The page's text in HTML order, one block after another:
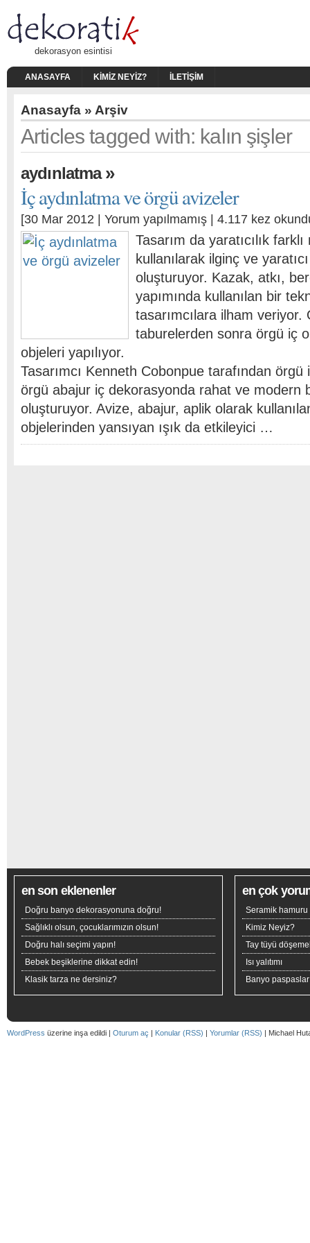
dekorasyon esintisi
ANASAYFA KIMIZ NEYIZ? İLETIŞIM
Anasayfa » Arşiv
Articles tagged with: kalın şişler
aydınlatma»
İç aydınlatma ve örgü avizeler
[30 Mar 2012 | Yorum yapılmamış | 4.117 kez
Tasarım da yaratıcılık
kullanılarak ilginç ve
oluşturuyor. Kazak, atkı,
yapımında kullanılan bir
tasarımcılara ilham veriyor.
taburelerden sonra örgü iç
objeleri yapılıyor.
Tasarımcı Kenneth Cobonpue tarafından
örgü abajur iç dekorasyonda rahat ve modern
oluşturuyor. Avize, abajur, aplik olarak
objelerinden yansıyan ışık da etkileyici …
en son eklenenler
Doğru banyo dekorasyonuna doğru!
Sağlıklı olsun, çocuklarımızın olsun!
Doğru halı seçimi yapın!
Bebek beşiklerine dikkat edin!
Klasik tarza ne dersiniz?
en çok
Seramik hamuru
Kimiz Neyiz?
Tay tüyü
Isı yalıtımı
Banyo
WordPress üzerine inşa edildi | Oturum aç | Konular (RSS) | Yorumlar (RSS) | Michael